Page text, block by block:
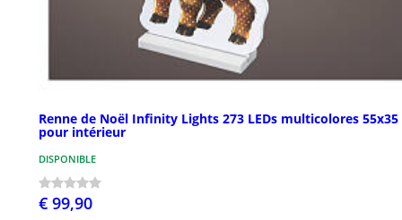
Renne de Noël Infinity Lights 273 LEDs multicolores 55x35
pour intérieur
DISPONIBLE
€ 99,90